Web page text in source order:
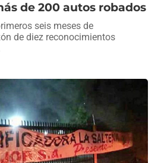
de 200 autos robados
seis meses de
de diez reconocimientos